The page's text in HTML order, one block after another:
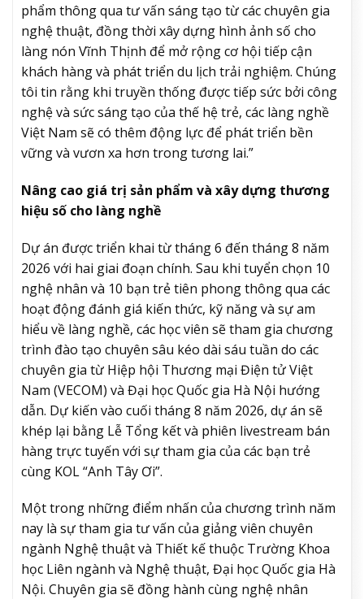
phẩm thông qua tư vấn sáng tạo từ các chuyên gia
nghệ thuật, đồng thời xây dựng hình ảnh số cho
làng nón Vĩnh Thịnh để mở rộng cơ hội tiếp cận
khách hàng và phát triển du lịch trải nghiệm. Chúng
tôi tin rằng khi truyền thống được tiếp sức bởi công
nghệ và sức sáng tạo của thế hệ trẻ, các làng nghề
Việt Nam sẽ có thêm động lực để phát triển bền
vững và vươn xa hơn trong tương lai.”
Nâng cao giá trị sản phẩm và xây dựng thương
hiệu số cho làng nghề
Dự án được triển khai từ tháng 6 đến tháng 8 năm
2026 với hai giai đoạn chính. Sau khi tuyển chọn 10
nghệ nhân và 10 bạn trẻ tiên phong thông qua các
hoạt động đánh giá kiến thức, kỹ năng và sự am
hiểu về làng nghề, các học viên sẽ tham gia chương
trình đào tạo chuyên sâu kéo dài sáu tuần do các
chuyên gia từ Hiệp hội Thương mại Điện tử Việt
Nam (VECOM) và Đại học Quốc gia Hà Nội hướng
dẫn. Dự kiến vào cuối tháng 8 năm 2026, dự án sẽ
khép lại bằng Lễ Tổng kết và phiên livestream bán
hàng trực tuyến với sự tham gia của các bạn trẻ
cùng KOL “Anh Tây Ơi”.
Một trong những điểm nhấn của chương trình năm
nay là sự tham gia tư vấn của giảng viên chuyên
ngành Nghệ thuật và Thiết kế thuộc Trường Khoa
học Liên ngành và Nghệ thuật, Đại học Quốc gia Hà
Nội. Chuyên gia sẽ đồng hành cùng nghệ nhân